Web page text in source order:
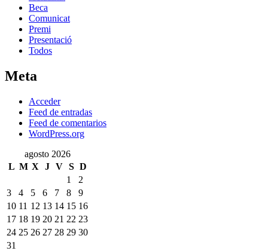
Beca
Comunicat
Premi
Presentació
Todos
Meta
Acceder
Feed de entradas
Feed de comentarios
WordPress.org
agosto 2026
L M X J V S D
1
2
3
4 5 6 7 8
9
10 11 12 13 14 15 16
17 18 19 20 21 22 23
24 25 26 27 28 29 30
31